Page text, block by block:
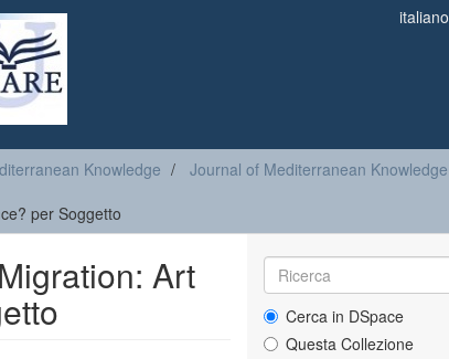
italiano
Knowledge
Journal of Mediterranean Knowledge
per Soggetto
Art
Cerca in DSpace
Questa Collezione